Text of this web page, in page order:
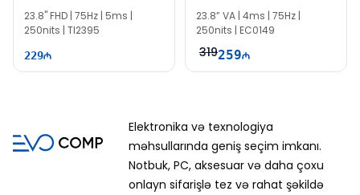
23.8" FHD | 75Hz | 5ms |
250nits | TI2395
229
23.8” VA | 4ms | 75Hz |
250nits | EC0149
319259
Elektronika və texnologiya
məhsullarında geniş seçim imkanı.
Notbuk, PC, aksesuar və daha çoxu
onlayn sifarişlə tez və rahat şəkildə